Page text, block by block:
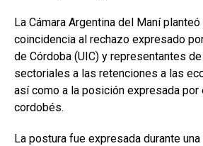
La Cámara Argentina del Maní
coincidencia al rechazo expresado
de Córdoba (UIC) y representantes
sectoriales a las retenciones a las
así como a la posición expresada por
cordobés.
La postura fue expresada durante